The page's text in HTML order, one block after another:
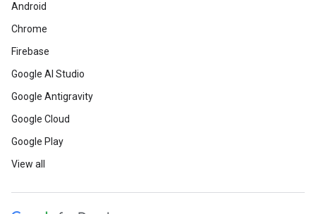
Android
Chrome
Firebase
Google AI Studio
Google Antigravity
Google Cloud
Google Play
View all